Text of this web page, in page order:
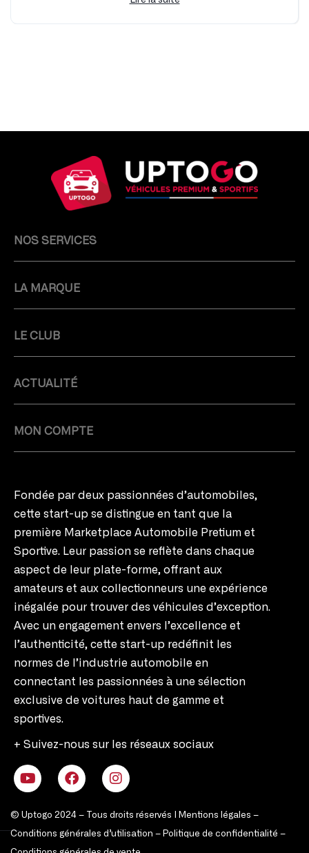
NOS SERVICES
LA MARQUE
LE CLUB
ACTUALITÉ
MON COMPTE
Fondée par deux passionnées d’automobiles,
cette start-up se distingue en tant que la
première Marketplace Automobile Pretium et
Sportive. Leur passion se reflète dans chaque
aspect de leur plate-forme, offrant aux
amateurs et aux collectionneurs une expérience
inégalée pour trouver des véhicules d’exception.
Avec un engagement envers l’excellence et
l’authenticité, cette start-up redéfinit les
normes de l’industrie automobile en
connectant les passionnées à une sélection
exclusive de voitures haut de gamme et
sportives.
+ Suivez-nous sur les réseaux sociaux
© Uptogo 2024 – Tous droits réservés | Mentions légales –
Conditions générales d’utilisation – Politique de confidentialité –